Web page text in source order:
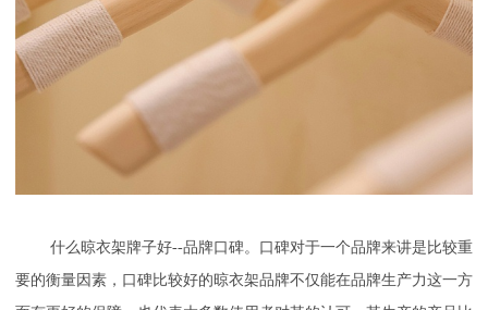
什么晾衣架牌子好--品牌口碑。口碑对于一个品牌来讲是比较重
要的衡量因素，口碑比较好的晾衣架品牌不仅能在品牌生产力这一方